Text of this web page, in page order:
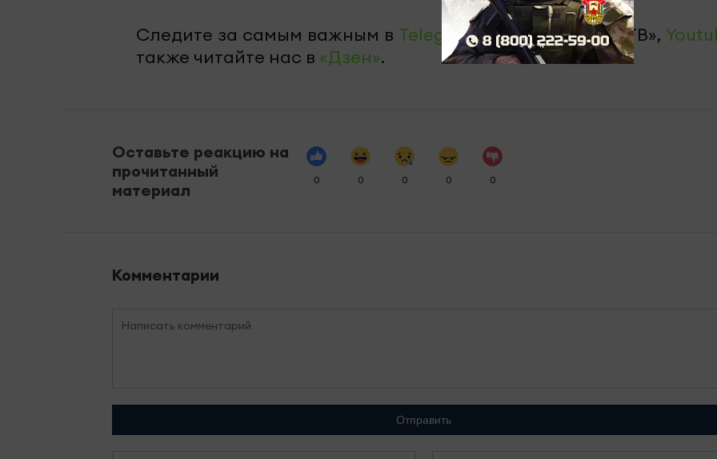
Следите за самым важным в Telegram-канале«Челны-ТВ»,
также читайте нас в «Дзен».
Оставьте реакцию на
прочитанный
материал
0 0 0 0 0
Комментарии
Отправить